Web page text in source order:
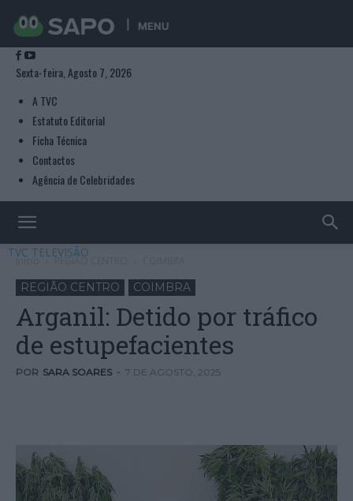
MENU
Sexta-feira, Agosto 7, 2026
A TVC
Estatuto Editorial
Ficha Técnica
Contactos
Agência de Celebridades
TVC TELEVISÃO
Início REGIÃO CENTRO
REGIÃO CENTRO COIMBRA
Arganil: Detido por tráfico
de estupefacientes
POR SARA SOARES - 7 DE AGOSTO, 2025